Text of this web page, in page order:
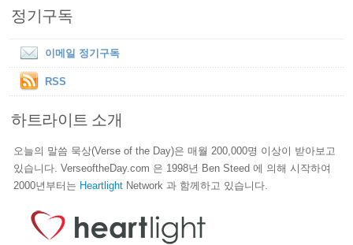
정기구독
이메일 정기구독
RSS
하트라이트 소개
오늘의 말씀 묵상(Verse of the Day)은 매월 200,000명 이상이 받아보고
있습니다. VerseoftheDay.com 은 1998년 Ben Steed 에 의해 시작하여
2000년부터는 Heartlight Network 과 함께하고 있습니다.